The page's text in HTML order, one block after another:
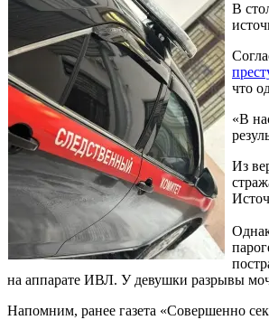
В
что
«В
Из
на аппарате ИВЛ. У девушки разрывы
Напомним, ранее газета «Совершенно